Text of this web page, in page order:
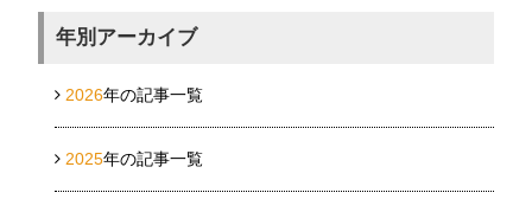
年別アーカイブ
2026年の記事一覧
2025年の記事一覧